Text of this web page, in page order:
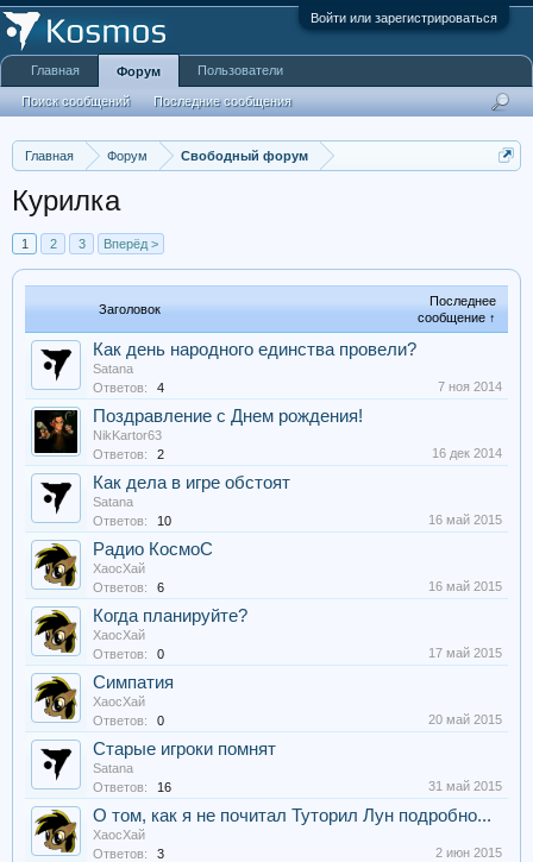
Войти или зарегистрироваться
Главная Форум Свободный форум
Курилка
1 2 3 Вперёд >
Заголовок
Последнее
сообщение ↑
Как день народного единства провели?
Satana
Ответов:
4 7 ноя 2014
Поздравление с Днем рождения!
NikKartor63
Ответов:
2 16 дек 2014
Как дела в игре обстоят
Satana
Ответов:
10 16 май 2015
Радио КосмоС
ХаосХай
Ответов:
6 16 май 2015
Когда планируйте?
ХаосХай
Ответов:
0 17 май 2015
Симпатия
ХаосХай
Ответов:
0 20 май 2015
Старые игроки помнят
Satana
Ответов:
16 31 май 2015
О том, как я не почитал Туторил Лун подробно...
ХаосХай
Ответов:
3 2 июн 2015
Главная Форум
Поиск сообщений Последние сообщения
Пользователи